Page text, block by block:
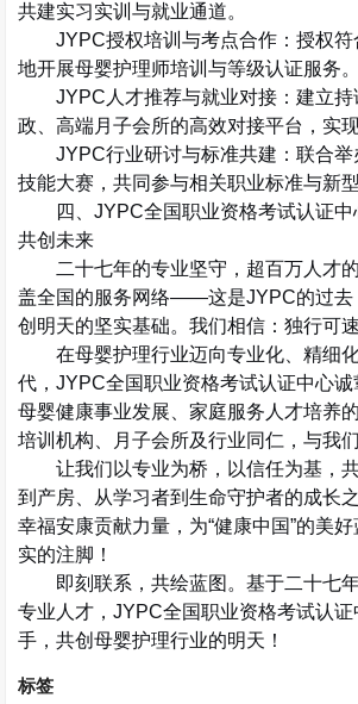
共建实习实训与就业通道。
JYPC授权培训与考点合作 ：授权
地开展母婴护理师培训与等级认证服务。
JYPC 人才推荐与就业对接 ：建立
政、高端月子会所的高效对接平台，实
JYPC行业研讨与标准共建 ：联合
技能大赛，共同参与相关职业标准与新
四、JYPC全国职业资格考试认证
共创未来
二十七年的专业坚守，超百万人才
盖全国的服务网络——这是JYPC的过
创明天的坚实基础。我们相信：独行可
在母婴护理行业迈向专业化、精细
代，JYPC全国职业资格考试认证中心
母婴健康事业发展、家庭服务人才培养
培训机构、月子会所及行业同仁，与我
让我们以专业为桥，以信任为基，
到产房、从学习者到生命守护者的成长
幸福安康贡献力量，为“健康中国”的美
实的注脚！
即刻联系，共绘蓝图。基于二十七
专业人才，JYPC全国职业资格考试认
手，共创母婴护理行业的明天！
标签